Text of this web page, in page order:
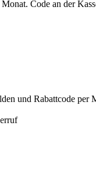
Code an der
und Rabattcode per